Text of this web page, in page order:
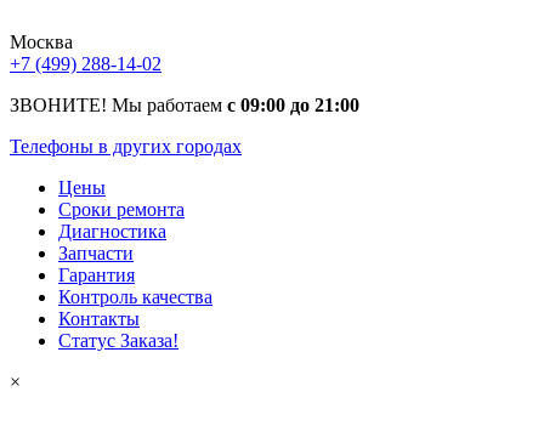
Москва
+7 (499) 288-14-02
ЗВОНИТЕ! Мы работаем с 09:00 до 21:00
Телефоны в других городах
Цены
Сроки ремонта
Диагностика
Запчасти
Гарантия
Контроль качества
Контакты
Статус Заказа!
×